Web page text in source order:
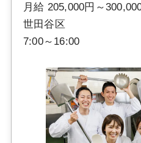
月給 205,000円～
世田谷区
7:00～16:00